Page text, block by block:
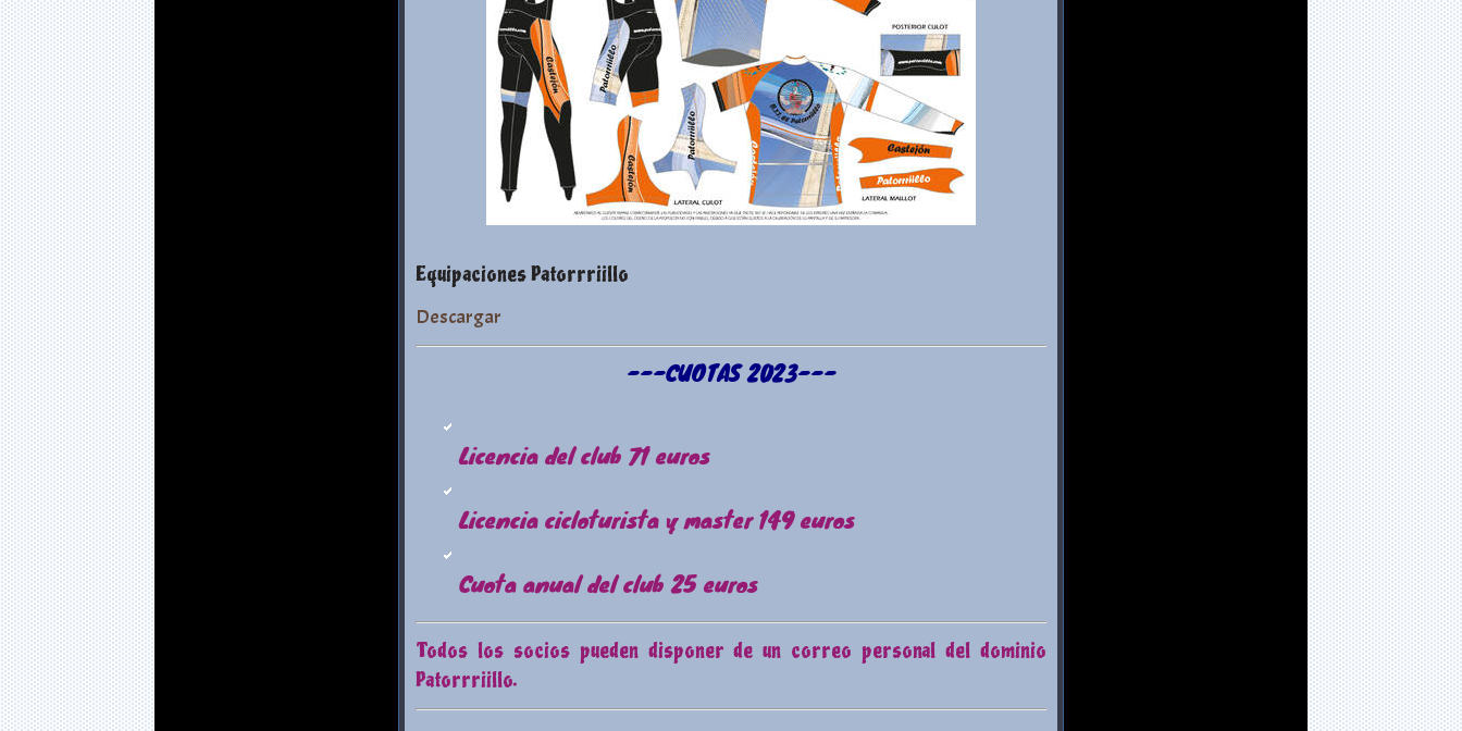
Equipaciones Patorrriillo
Descargar
---CUOTAS 2023---
Licencia del club 71 euros
Licencia cicloturista y master 149 euros
Cuota anual del club 25 euros
Todos los socios pueden disponer de un correo personal del dominio
Patorrriillo.